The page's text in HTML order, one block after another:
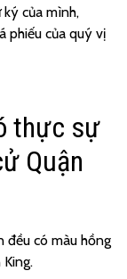
của mình,
phiếu của quý vị
thực sự
Quận
đều có màu hồng